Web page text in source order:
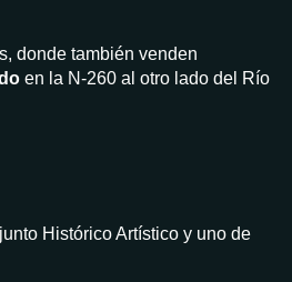
donde también venden
en la N-260 al otro lado del Río
Histórico Artístico y uno de